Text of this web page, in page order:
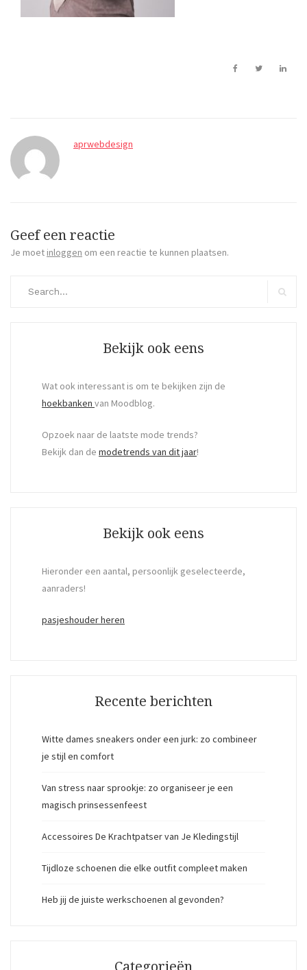
aprwebdesign
Geef een reactie
Je moet inloggen om een reactie te kunnen plaatsen.
Bekijk ook eens
Wat ook interessant is om te bekijken zijn de
hoekbanken van Moodblog.
Opzoek naar de laatste mode trends?
Bekijk dan de modetrends van dit jaar!
Bekijk ook eens
Hieronder een aantal, persoonlijk geselecteerde,
aanraders!
pasjeshouder heren
Recente berichten
Witte dames sneakers onder een jurk: zo combineer
je stijl en comfort
Van stress naar sprookje: zo organiseer je een
magisch prinsessenfeest
Accessoires De Krachtpatser van Je Kledingstijl
Tijdloze schoenen die elke outfit compleet maken
Heb jij de juiste werkschoenen al gevonden?